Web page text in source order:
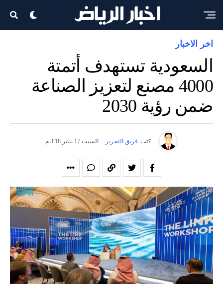
اخر الاخبار
السعودية تستهدف أتمتة
4000 مصنع لتعزيز الصناعة
ضمن رؤية 2030
كتب فريق التحرير - السبت 17 يناير 3:18 م